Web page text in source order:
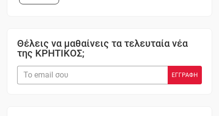
Θέλεις να μαθαίνεις τα τελευταία νέα
της ΚΡΗΤΙΚΟΣ;